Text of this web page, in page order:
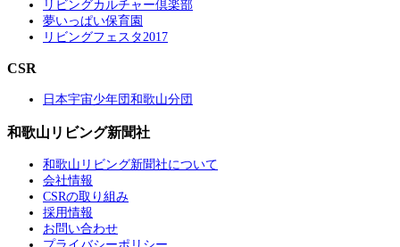
リビングカルチャー倶楽部
夢いっぱい保育園
リビングフェスタ2017
CSR
日本宇宙少年団和歌山分団
和歌山リビング新聞社
和歌山リビング新聞社について
会社情報
CSRの取り組み
採用情報
お問い合わせ